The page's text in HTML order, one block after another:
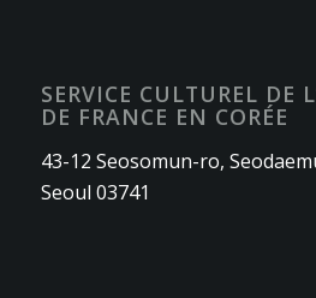
SERVICE CULTUREL DE
DE FRANCE EN CORÉE
43-12 Seosomun-ro,
Seoul 03741